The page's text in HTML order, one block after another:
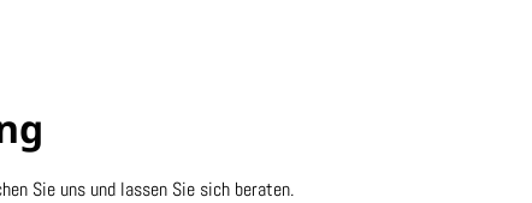
Sie uns und lassen Sie sich beraten.